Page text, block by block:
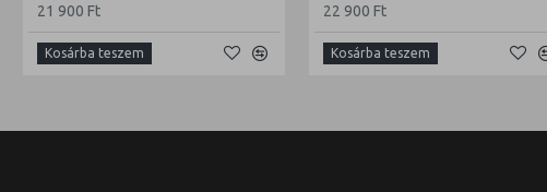
21 900 Ft
Kosárba teszem
22 900 Ft
Kosárba teszem